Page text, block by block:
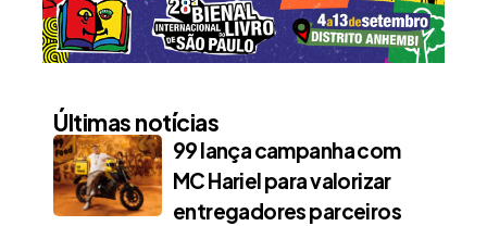
Últimas notícias
99 lança campanha com
MC Hariel para valorizar
entregadores parceiros